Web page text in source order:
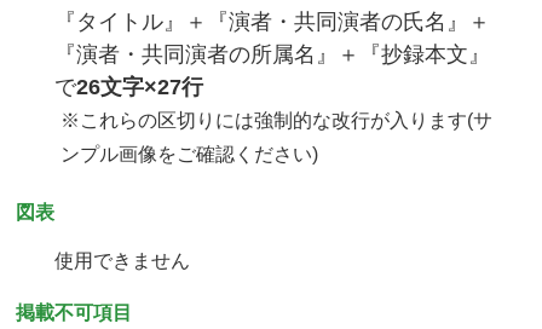
『タイトル』＋『演者・共同演者の氏名』＋
『演者・共同演者の所属名』＋『抄録本文』
で26文字×27行
※これらの区切りには強制的な改行が入ります(サ
ンプル画像をご確認ください)
図表
使用できません
掲載不可項目